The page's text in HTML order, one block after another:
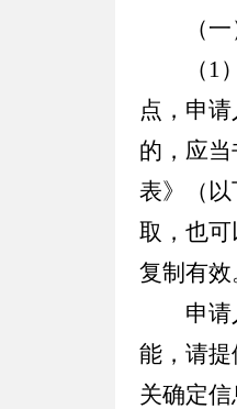
（一
（1）
点，申
的，应
表》（
取，也
复制有效
申请人
能，请
关确定